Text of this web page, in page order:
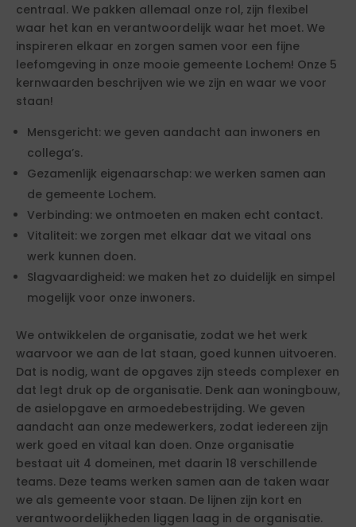
centraal. We pakken allemaal onze rol, zijn flexibel
waar het kan en verantwoordelijk waar het moet. We
inspireren elkaar en zorgen samen voor een fijne
leefomgeving in onze mooie gemeente Lochem! Onze 5
kernwaarden beschrijven wie we zijn en waar we voor
staan!
Mensgericht: we geven aandacht aan inwoners en
collega’s.
Gezamenlijk eigenaarschap: we werken samen aan
de gemeente Lochem.
Verbinding: we ontmoeten en maken echt contact.
Vitaliteit: we zorgen met elkaar dat we vitaal ons
werk kunnen doen.
Slagvaardigheid: we maken het zo duidelijk en simpel
mogelijk voor onze inwoners.
We ontwikkelen de organisatie, zodat we het werk
waarvoor we aan de lat staan, goed kunnen uitvoeren.
Dat is nodig, want de opgaves zijn steeds complexer en
dat legt druk op de organisatie. Denk aan woningbouw,
de asielopgave en armoedebestrijding. We geven
aandacht aan onze medewerkers, zodat iedereen zijn
werk goed en vitaal kan doen. Onze organisatie
bestaat uit 4 domeinen, met daarin 18 verschillende
teams. Deze teams werken samen aan de taken waar
we als gemeente voor staan. De lijnen zijn kort en
verantwoordelijkheden liggen laag in de organisatie.